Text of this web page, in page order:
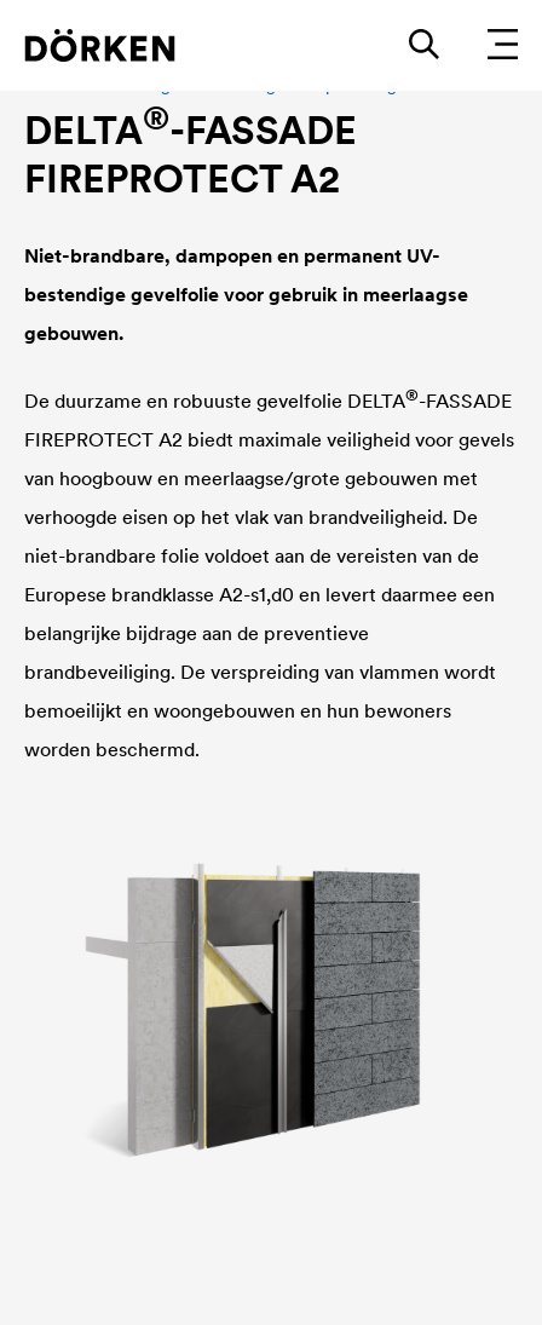
DELTA®-FASSADE
FIREPROTECT A2
Niet-brandbare, dampopen en permanent UV-
bestendige gevelfolie voor gebruik in meerlaagse
gebouwen.
De duurzame en robuuste gevelfolie DELTA®-FASSADE
FIREPROTECT A2 biedt maximale veiligheid voor gevels
van hoogbouw en meerlaagse/grote gebouwen met
verhoogde eisen op het vlak van brandveiligheid. De
niet-brandbare folie voldoet aan de vereisten van de
Europese brandklasse A2-s1,d0 en levert daarmee een
belangrijke bijdrage aan de preventieve
brandbeveiliging. De verspreiding van vlammen wordt
bemoeilijkt en woongebouwen en hun bewoners
worden beschermd.